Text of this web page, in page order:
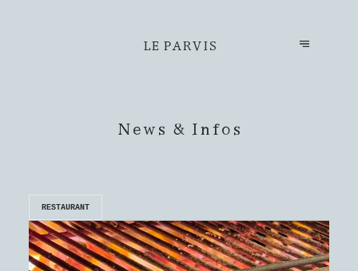
LE PARVIS
News & Infos
RESTAURANT